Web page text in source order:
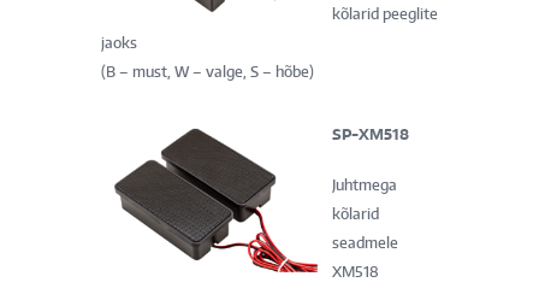
kõlarid peeglite
jaoks
(B – must, W – valge, S – hõbe)
SP-XM518
Juhtmega
kõlarid
seadmele
XM518